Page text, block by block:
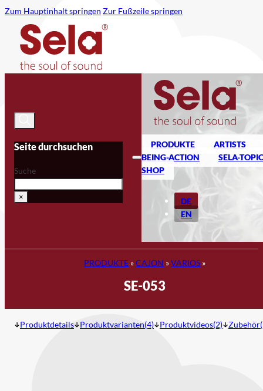
Zum Hauptinhalt springen Zur Fußzeile springen
Seite durchsuchen
Suche
×
PRODUKTE
ARTISTS
BEING-ACTION
SELA-
SHOP
DE
EN
PRODUKTE »CAJON »VARIOS »
SE-053
Produktdetails Produktvarianten(4) Produktvideos(2)